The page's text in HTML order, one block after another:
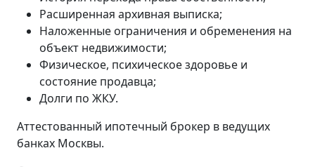
Расширенная архивная выписка;
Наложенные ограничения и обременения на
объект недвижимости;
Физическое, психическое здоровье и
состояние продавца;
Долги по ЖКУ.
Аттестованный ипотечный брокер в ведущих
банках Москвы.